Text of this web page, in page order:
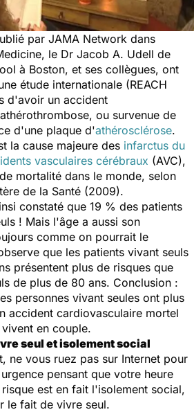
par JAMA Network dans
, le Dr Jacob A. Udell de
à Boston, et ses collègues, ont
étude internationale (REACH
d'avoir un accident
ou survenue de
d'une plaque d'athérosclérose.
la cause majeure des infarctus du
vasculaires cérébraux (AVC),
mortalité dans le monde, selon
de la Santé (2009).
constaté que 19 % des patients
! Mais l'âge a aussi son
comme on pourrait le
que les patients vivant seuls
présentent plus de risques que
de plus de 80 ans. Conclusion :
personnes vivant seules ont plus
accident cardiovasculaire mortel
en couple.
seul et isolement social
ne vous ruez pas sur Internet pour
pensant que votre heure
est en fait l'isolement social,
le fait de vivre seul.